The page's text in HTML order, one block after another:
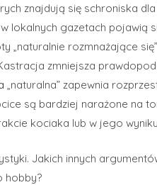
znajdują się schroniska
lokalnych gazetach pojawią
„naturalnie rozmnażające
zmniejsza
„naturalna” zapewnia
są bardziej narażone na
kociaka lub w jego
Jakich innych
hobby?